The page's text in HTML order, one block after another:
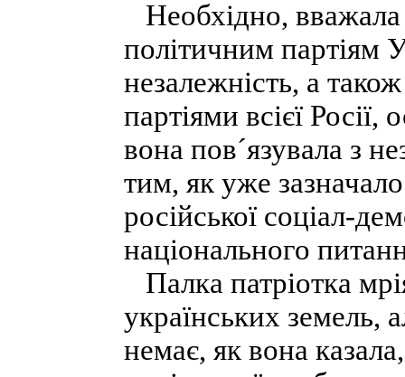
Необхідно,
політичним партіям
незалежність, а
партіями всієї Росії,
вона пов´язувала з
тим, як уже
російської соціал-
національного
Палка патріотка
українських земель,
немає, як вона